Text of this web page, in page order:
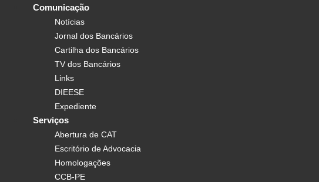
Comunicação
Notícias
Jornal dos Bancários
Cartilha dos Bancários
TV dos Bancários
Links
DIEESE
Expediente
Serviços
Abertura de CAT
Escritório de Advocacia
Homologações
CCB-PE